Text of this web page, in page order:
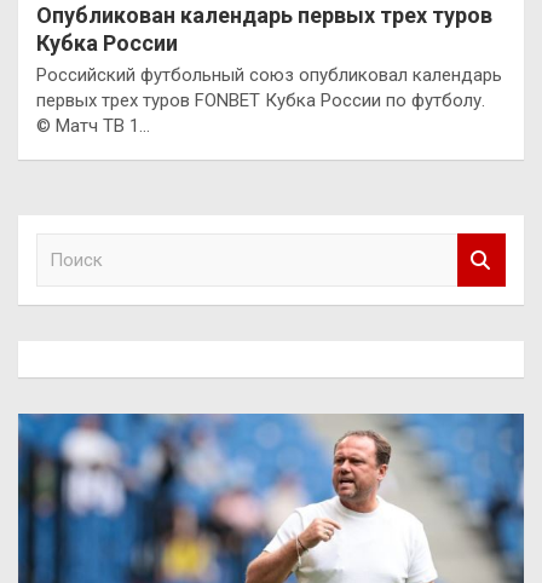
Опубликован календарь первых трех туров
Кубка России
Российский футбольный союз опубликовал календарь
первых трех туров FONBET Кубка России по футболу.
© Матч ТВ 1…